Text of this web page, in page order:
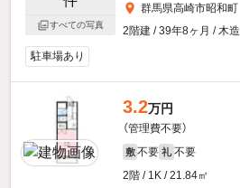
すべての写真
群馬県高崎市昭和町
2階建 / 39年8ヶ月 / 木造
駐車場あり
3.2万円
（管理費不要）
敷 不要 礼 不要
2階 / 1K / 21.84㎡